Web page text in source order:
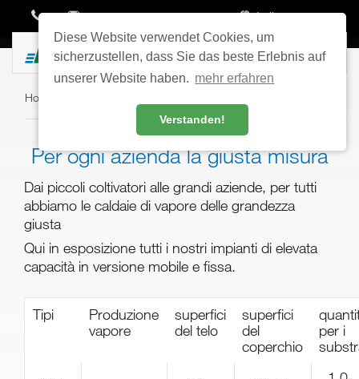
Diese Website verwendet Cookies, um
sicherzustellen, dass Sie das beste Erlebnis auf
unserer Website haben. mehr erfahren
Verstanden!
Italiano
Toggle
Home
Per ogni azienda la giusta misura
Dai piccoli coltivatori alle grandi aziende, per tutti
abbiamo le caldaie di vapore delle grandezza
giusta
Qui in esposizione tutti i nostri impianti di elevata
capacità in versione mobile e fissa.
Tipi
Produzione
vapore
superfici
del telo
superfici
del
coperchio
per i